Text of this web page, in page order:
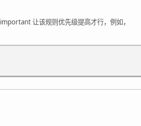
让该规则优先级提高才行，例如，